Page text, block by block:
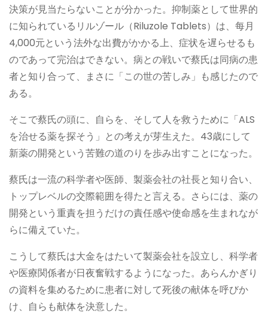
決策が見当たらないことが分かった。抑制薬として世界的
に知られているリルゾール（Riluzole Tablets）は、每月
4,000元という法外な出費がかかる上、症状を遅らせるも
のであって完治はできない。病との戦いで蔡氏は同病の患
者と知り合って、まさに「この世の苦しみ」も感じたので
ある。
そこで蔡氏の頭に、自らを、そして人を救うために「ALS
を治せる薬を探そう」との考えが芽生えた。43歳にして
新薬の開発という苦難の道のりを歩み出すことになった。
蔡氏は一流の科学者や医師、製薬会社の社長と知り合い、
トップレベルの交際範囲を得たと言える。さらには、薬の
開発という重責を担うだけの責任感や使命感を生まれなが
らに備えていた。
こうして蔡氏は大金をはたいて製薬会社を設立し、科学者
や医療関係者が日夜奮戦するようになった。あらんかぎり
の資料を集めるために患者に対して死後の献体を呼びか
け、自らも献体を決意した。